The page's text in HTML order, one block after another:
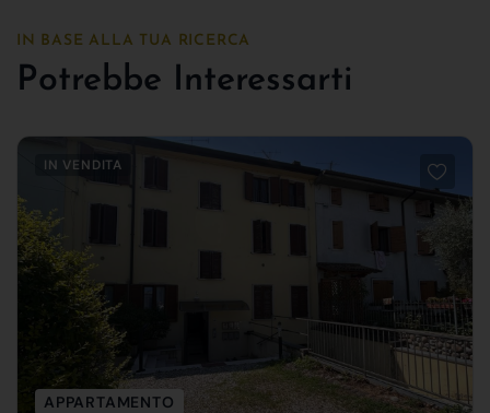
IN BASE ALLA TUA RICERCA
Potrebbe Interessarti
IN VENDITA
APPARTAMENTO